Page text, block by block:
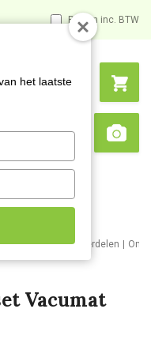
Prijzen inc. BTW
Search
Stofzuigers en onderdelen
Vacumat
het laatste